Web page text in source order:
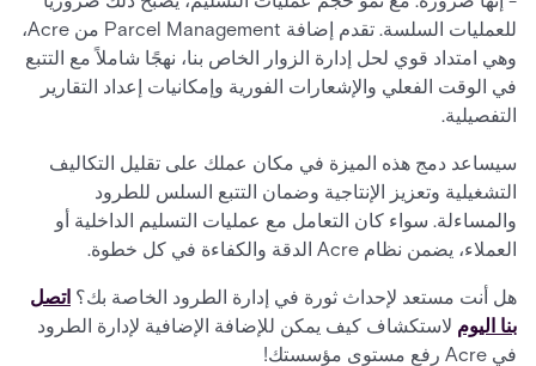
للعمليات السلسة. تقدم إضافة Parcel Management من Acre،
وهي امتداد قوي لحل إدارة الزوار الخاص بنا، نهجًا شاملاً مع التتبع
في الوقت الفعلي والإشعارات الفورية وإمكانيات إعداد التقارير
التفصيلية.
سيساعد دمج هذه الميزة في مكان عملك على تقليل التكاليف
التشغيلية وتعزيز الإنتاجية وضمان التتبع السلس للطرود
والمساءلة. سواء كان التعامل مع عمليات التسليم الداخلية أو
العملاء، يضمن نظام Acre الدقة والكفاءة في كل خطوة.
هل أنت مستعد لإحداث ثورة في إدارة الطرود الخاصة بك؟ اتصل
بنا اليوم لاستكشاف كيف يمكن للإضافة الإضافية لإدارة الطرود
في Acre رفع مستوى مؤسستك!